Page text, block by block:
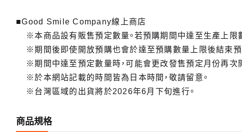
■Good Smile Company線上商店
※本商品設有販售預定數量。若預購期間中達至生產上限
※期間後即使開放預購也會於達至預購數量上限後結束預
※期間中達至預定數量時，可能會更改發售預定月份再次
※於本網站記載的時間皆為日本時間，敬請留意。
※台灣區域的出貨將於2026年6月下旬進行。
商品規格